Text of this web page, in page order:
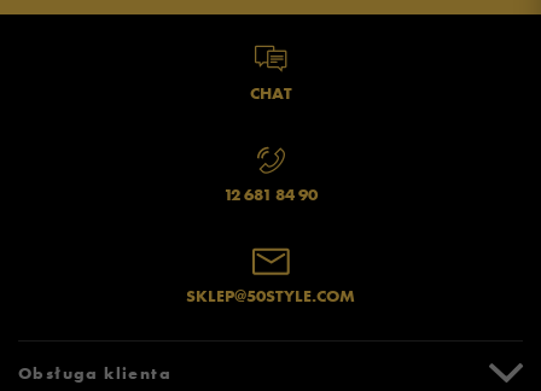
CHAT
12 681 84 90
SKLEP@50STYLE.COM
Obsługa klienta